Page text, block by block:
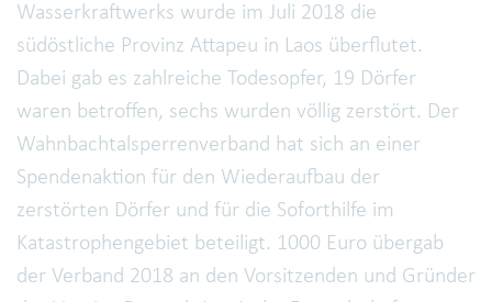
Wasserkraftwerks wurde im Juli 2018 die
südöstliche Provinz Attapeu in Laos überflutet.
Dabei gab es zahlreiche Todesopfer, 19 Dörfer
waren betroffen, sechs wurden völlig zerstört. Der
Wahnbachtalsperrenverband hat sich an einer
Spendenaktion für den Wiederaufbau der
zerstörten Dörfer und für die Soforthilfe im
Katastrophengebiet beteiligt. 1000 Euro übergab
der Verband 2018 an den Vorsitzenden und Gründer